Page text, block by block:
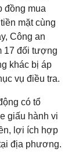
đồng mua
mặt cùng
Công an
17 đối tượng
khác bị áp
vụ điều tra.
có tổ
giấu hành vi
lợi ích hợp
địa phương.